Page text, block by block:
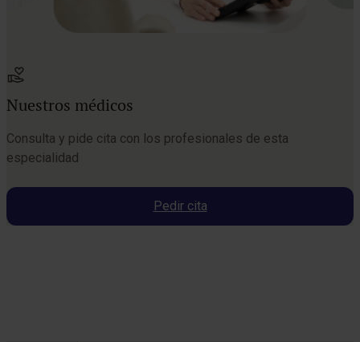
Nuestros médicos
Consulta y pide cita con los profesionales de esta
especialidad
Pedir cita